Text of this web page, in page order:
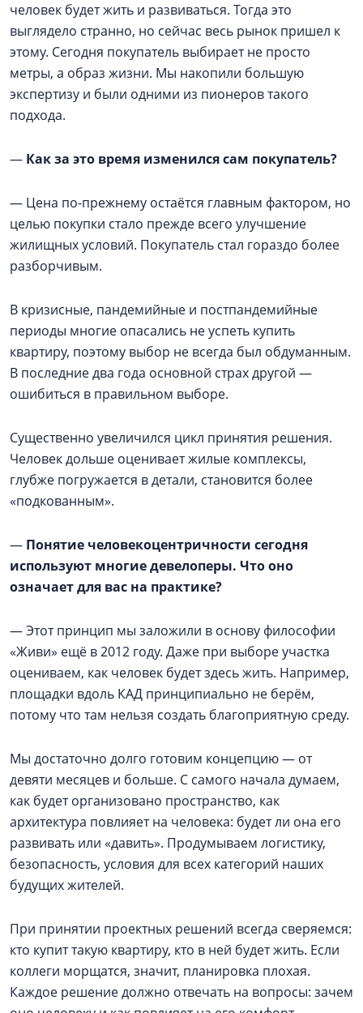
человек будет жить и развиваться. Тогда это
выглядело странно, но сейчас весь рынок пришел к
этому. Сегодня покупатель выбирает не просто
метры, а образ жизни. Мы накопили большую
экспертизу и были одними из пионеров такого
подхода.
— Как за это время изменился сам покупатель?
— Цена по-прежнему остаётся главным фактором, но
целью покупки стало прежде всего улучшение
жилищных условий. Покупатель стал гораздо более
разборчивым.
В кризисные, пандемийные и постпандемийные
периоды многие опасались не успеть купить
квартиру, поэтому выбор не всегда был обдуманным.
В последние два года основной страх другой —
ошибиться в правильном выборе.
Существенно увеличился цикл принятия решения.
Человек дольше оценивает жилые комплексы,
глубже погружается в детали, становится более
«подкованным».
— Понятие человекоцентричности сегодня
используют многие девелоперы. Что оно
означает для вас на практике?
— Этот принцип мы заложили в основу философии
«Живи» ещё в 2012 году. Даже при выборе участка
оцениваем, как человек будет здесь жить. Например,
площадки вдоль КАД принципиально не берём,
потому что там нельзя создать благоприятную среду.
Мы достаточно долго готовим концепцию — от
девяти месяцев и больше. С самого начала думаем,
как будет организовано пространство, как
архитектура повлияет на человека: будет ли она его
развивать или «давить». Продумываем логистику,
безопасность, условия для всех категорий наших
будущих жителей.
При принятии проектных решений всегда сверяемся:
кто купит такую квартиру, кто в ней будет жить. Если
коллеги морщатся, значит, планировка плохая.
Каждое решение должно отвечать на вопросы: зачем